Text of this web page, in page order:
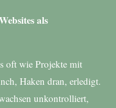
als
oft wie Projekte mit
Haken dran, erledigt.
unkontrolliert,